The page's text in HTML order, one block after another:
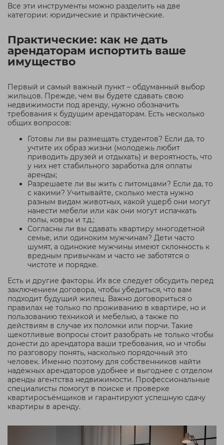
Все эти инструменты можно разделить на две
категории: юридические и практические.
Практические: как не дать
арендаторам испортить ваше
имущество
Первый и самый важный пункт – обдуманный выбор
жильцов. Прежде, чем вы будете сдавать свою
недвижимости под аренду, нужно обозначить
требования к будущим арендаторам. Есть несколько
общих вопросов:
Готовы ли вы размещать студентов? Если да, то
учтите их образ жизни (молодежь любит
приводить друзей и отдыхать) и вероятность, что
у них нет стабильного заработка для оплаты
аренды;
Разрешаете ли вы жить с питомцами? Если да, то
с какими? Учитывайте, сколько места нужно
разным видам животных, какой ущерб они могут
нанести мебели или как они могут испачкать
полы, ковры и т.д.;
Согласны ли вы сдавать квартиру многодетной
семье, или одиноким мужчинам? Дети часто
шумят, а одинокие мужчины имеют склонность к
вредным привычкам и часто не заботятся о
чистоте и порядке.
Есть и другие факторы. Их все следует обсудить перед
заключением договора, чтобы убедиться, что вам
подходит будущий жилец. Важно договориться о
правилах не только по проживанию в квартире, но и
пользованию техникой и мебелью, а также по
действиям в случае их поломки или порчи. Такие
щекотливые вопросы стоит разобрать не только чтобы
донести до арендатора ваши требования, но и чтобы
по разговору понять, насколько порядочный это
человек. Именно поэтому для собственников найти
надёжных арендаторов удобнее и выгоднее с отделом
аренды агентства недвижимости. Профессиональные
специалисты помогут в поиске и проверке
квартиросъёмщиков и гарантируют успешную сдачу
квартиры в аренду.